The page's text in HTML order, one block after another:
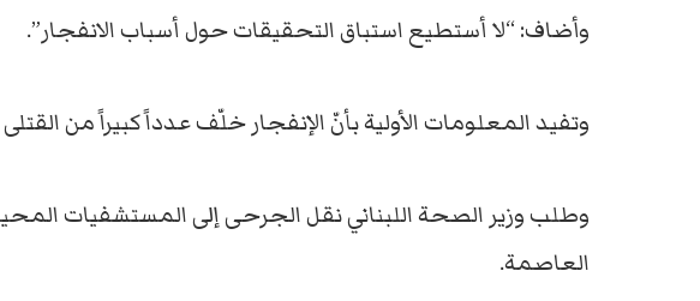
وأضاف: “لا أستطيع استباق التحقيقات حول أسباب الانفجار”.
وتفيد المعلومات الأولية بأنّ الإنفجار خلّف عدداً كبيراً من
وطلب وزير الصحة اللبناني نقل الجرحى إلى المستشفيات
العاصمة.